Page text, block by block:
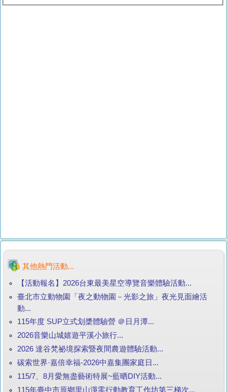
其他熱門活動...
【活動報名】2026台東最美星空導覽音樂體驗活動...
臺北市立動物園「夜之動物園－光影之旅」夜光見面繪活
動...
115年度 SUP立式划槳體驗營 ＠日月潭...
2026音樂山城嬉遊平溪小旅行...
2026 達谷梵祕境探索暨夜間農遊體驗活動...
碳索世界·嘉倍幸福-2026中嘉集團家庭日...
115/7、8月愛無盡藝術特展~藍晒DIY活動...
115年臺中市原鄉里山淨零行動教育工作坊第三梯次...